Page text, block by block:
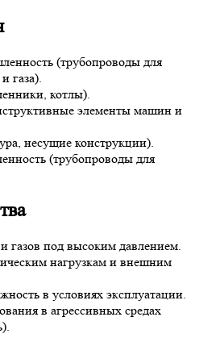
(трубопроводы для
газа).
котлы).
элементы машин и
несущие конструкции).
(трубопроводы для
газов под высоким давлением.
нагрузкам и внешним
в условиях эксплуатации.
в агрессивных средах